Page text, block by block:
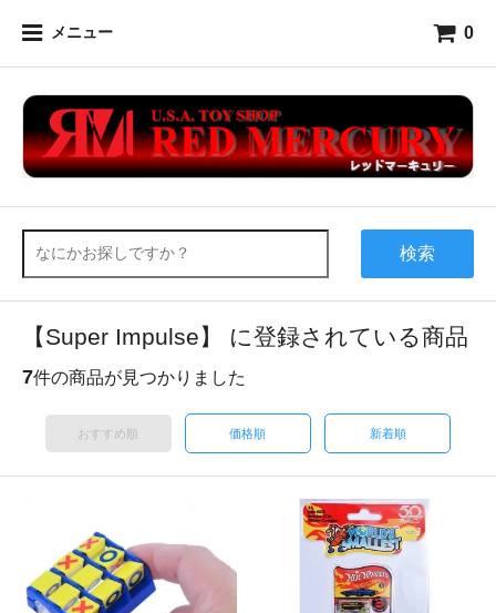
メニュー 0
検索
【Super Impulse】 に登録されている商品
7件の商品が見つかりました
おすすめ順 価格順 新着順